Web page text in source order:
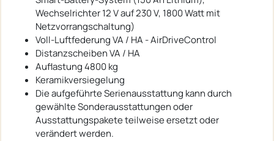
Wechselrichter 12 V auf 230 V, 1800 Watt mit
Netzvorrangschaltung)
Voll-Luftfederung VA / HA - AirDriveControl
Distanzscheiben VA / HA
Auflastung 4800 kg
Keramikversiegelung
Die aufgeführte Serienausstattung kann durch
gewählte Sonderausstattungen oder
Ausstattungspakete teilweise ersetzt oder
verändert werden.